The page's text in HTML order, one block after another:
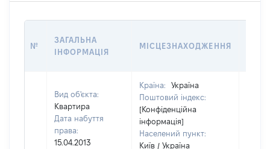
№
ЗАГАЛЬНА
ІНФОРМАЦІЯ
МІСЦЕЗНАХОДЖЕННЯ
Вид об'єкта:
Квартира
Дата набуття
права:
15.04.2013
Країна:
Україна
Поштовий індекс:
[Конфіденційна
інформація]
Населений пункт:
Київ / Україна